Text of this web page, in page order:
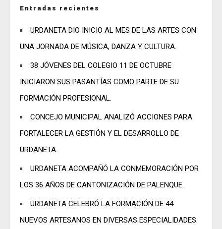
Entradas recientes
URDANETA DIO INICIO AL MES DE LAS ARTES CON
UNA JORNADA DE MÚSICA, DANZA Y CULTURA.
38 JÓVENES DEL COLEGIO 11 DE OCTUBRE
INICIARON SUS PASANTÍAS COMO PARTE DE SU
FORMACIÓN PROFESIONAL.
CONCEJO MUNICIPAL ANALIZÓ ACCIONES PARA
FORTALECER LA GESTIÓN Y EL DESARROLLO DE
URDANETA.
URDANETA ACOMPAÑÓ LA CONMEMORACIÓN POR
LOS 36 AÑOS DE CANTONIZACIÓN DE PALENQUE.
URDANETA CELEBRÓ LA FORMACIÓN DE 44
NUEVOS ARTESANOS EN DIVERSAS ESPECIALIDADES.